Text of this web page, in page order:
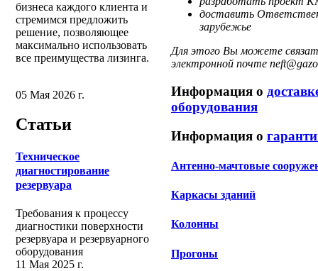
бизнеса каждого клиента и
стремимся предложить
решение, позволяющее
максимально использовать
все преимущества лизинга.
05 Мая 2026 г.
Статьи
Техническое
диагностирование
резервуара
Требования к процессу
диагностики поверхности
резервуара и резервуарного
оборудования
11 Мая 2025 г.
доставить
зарубежье
Для этого Вы можете
электронной почте
Информация о
оборудования
Информация о
Антенно-мачтовые
Каркасы зданий
Колонны
Прогоны